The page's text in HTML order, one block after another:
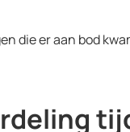
die er aan bod